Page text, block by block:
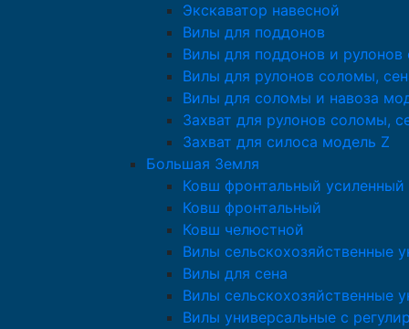
Экскаватор навесной
Вилы для поддонов
Вилы для поддонов и рулонов
Вилы для рулонов соломы,
Вилы для соломы и навоза
Захват для рулонов соломы,
Захват для силоса модель Z
Большая Земля
Ковш фронтальный усиленный
Ковш фронтальный
Ковш челюстной
Вилы сельскохозяйственные
Вилы для сена
Вилы сельскохозяйственные
Вилы универсальные с